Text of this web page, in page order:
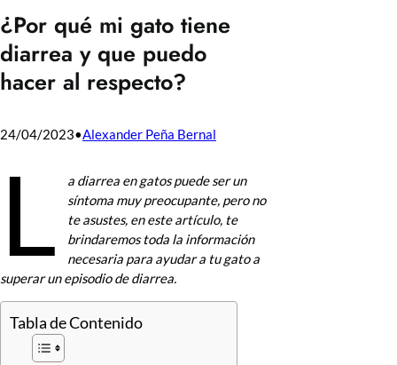
¿Por qué mi gato tiene
diarrea y que puedo
hacer al respecto?
24/04/2023•Alexander Peña Bernal
L
a diarrea en gatos puede ser un
síntoma muy preocupante, pero no
te asustes, en este artículo, te
brindaremos toda la información
necesaria para ayudar a tu gato a
superar un episodio de diarrea.
Tabla de Contenido